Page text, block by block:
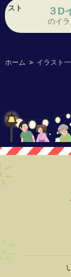
ホーム > イラスト
３D
のイラ